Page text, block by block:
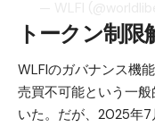
トークン制
WLFIのガバナンス機
売買不可能という一
いた。だが、2025年